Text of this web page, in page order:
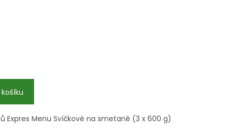
Expres Menu Svíčkové na smetaně (3 x 600 g)